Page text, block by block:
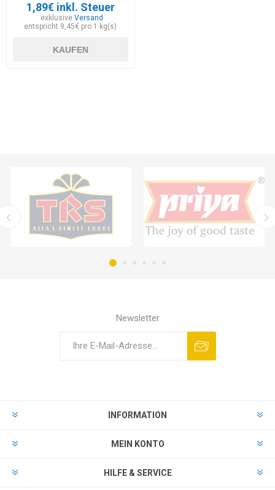
1,89€ inkl. Steuer
exklusiveVersand
entspricht 9,45€ pro 1 kg(s)
KAUFEN
Newsletter
INFORMATION
MEIN KONTO
HILFE & SERVICE